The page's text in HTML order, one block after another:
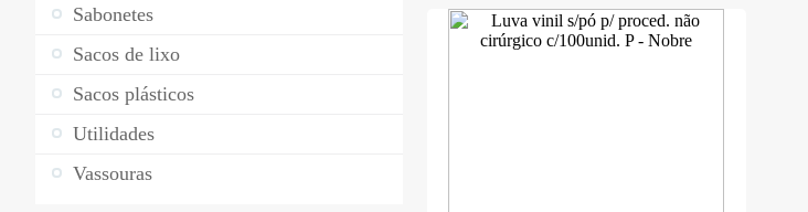
Sabonetes
Sacos de lixo
Sacos plásticos
Utilidades
Vassouras